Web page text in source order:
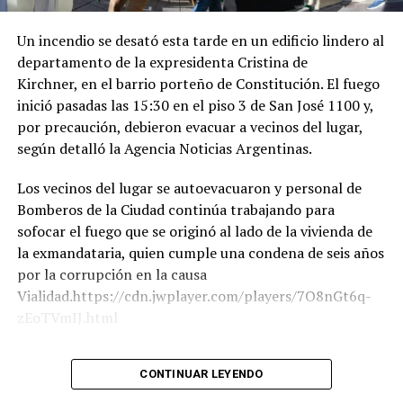
ceremonia de juramentación y toma de posesión del
presidente colombiano electo.
Finalmente, a la madrugada de la Argentina, partía el
vuelo presidencial desde Santiago de Cali con destino a
Buenos Aires.
Un incendio se desató esta tarde en un edificio lindero al
departamento de la expresidenta Cristina de
Kirchner, en el barrio porteño de Constitución. El fuego
inició pasadas las 15:30 en el piso 3 de San José 1100 y,
por precaución, debieron evacuar a vecinos del lugar,
según detalló la Agencia Noticias Argentinas.
Los vecinos del lugar se autoevacuaron y personal de
Bomberos de la Ciudad continúa trabajando para
sofocar el fuego que se originó al lado de la vivienda de
la exmandataria, quien cumple una condena de seis años
por la corrupción en la causa
Vialidad.https://cdn.jwplayer.com/players/7O8nGt6q-
zEoTVmIJ.html
Según trascendió, dos pacientes mayores de edad fueron
derivados al Hospital Penna por inhalación de humo. Por
CONTINUAR LEYENDO